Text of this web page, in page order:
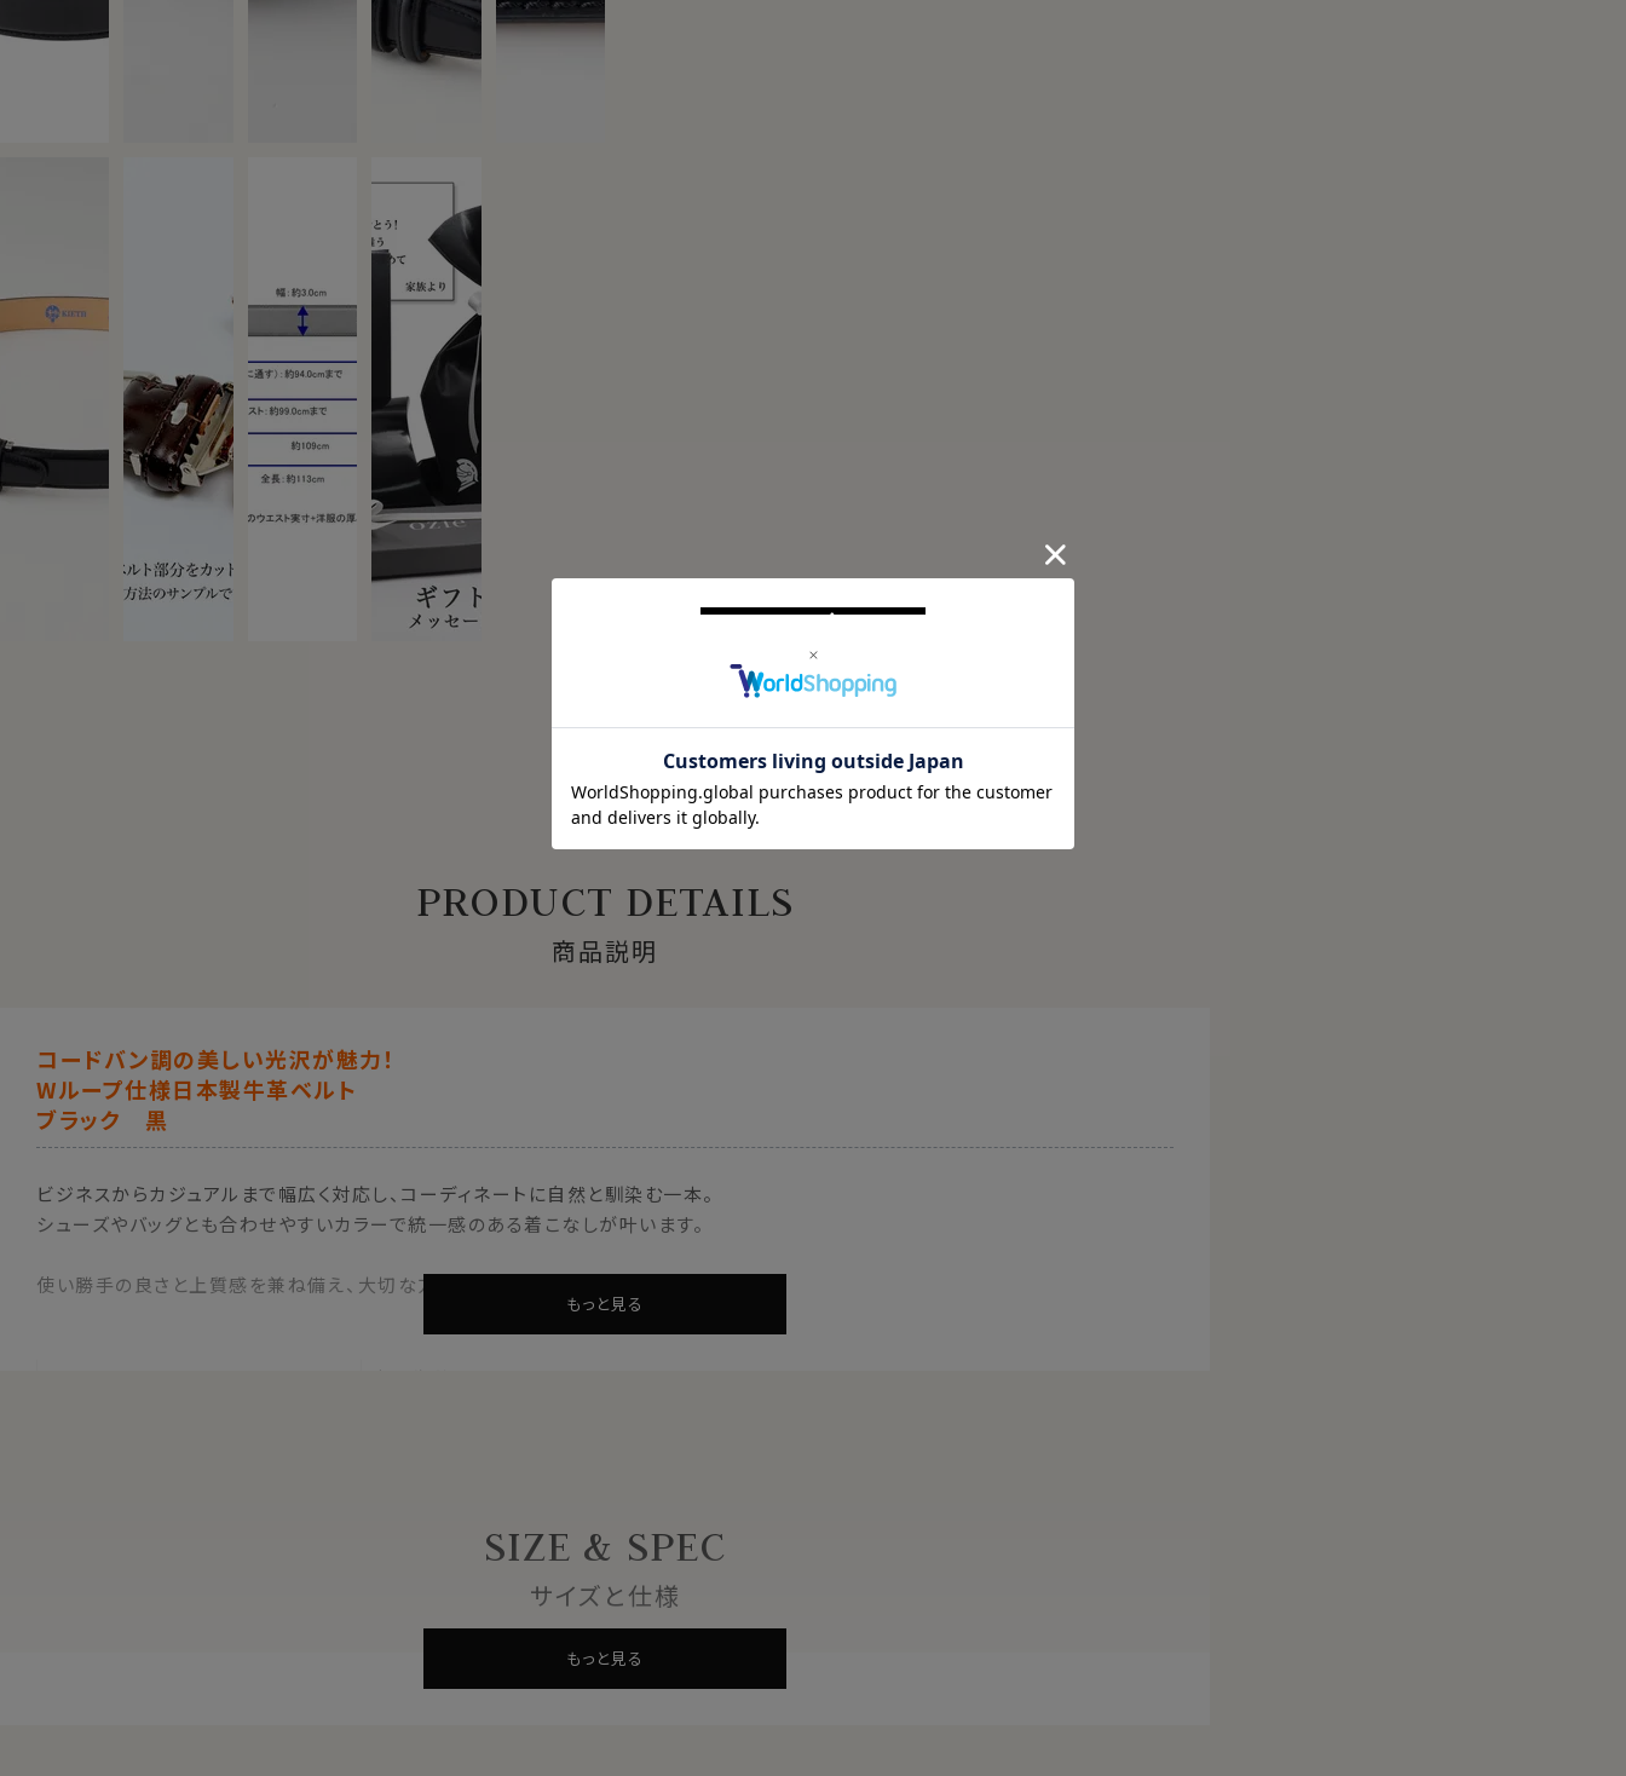
PRODUCT DETAILS
商品説明
コードバン調の美しい光沢が魅力！
Wループ仕様日本製牛革ベルト
ブラック 黒
ビジネスからカジュアルまで幅広く対応し、コーディネートに自然と馴染む一本。
シューズやバッグとも合わせやすいカラーで統一感のある着こなしが叶います。
使い勝手の良さと上質感を兼ね備え、大切な方へのギフトとしてもおすすめです。
約109cm（バックル含まない）
もっと見る
SIZE & SPEC
サイズと仕様
もっと見る